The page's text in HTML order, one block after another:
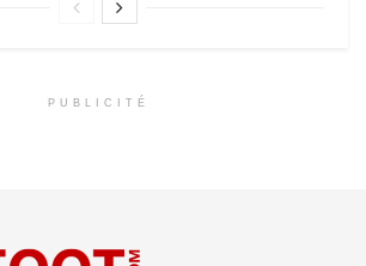
PUBLICITÉ